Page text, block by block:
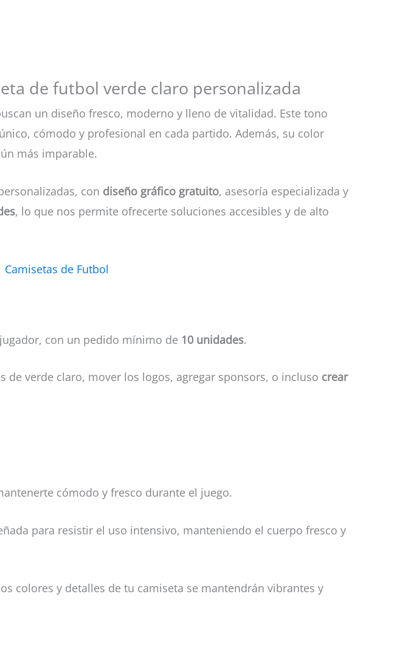
de futbol verde claro personalizada
un diseño fresco, moderno y lleno de vitalidad. Este tono
cómodo y profesional en cada partido. Además, su color
más imparable.
con diseño gráfico gratuito, asesoría especializada y
, lo que nos permite ofrecerte soluciones accesibles y de alto
de Futbol
con un pedido mínimo de 10 unidades.
verde claro, mover los logos, agregar sponsors, o incluso crear
cómodo y fresco durante el juego.
para resistir el uso intensivo, manteniendo el cuerpo fresco y
colores y detalles de tu camiseta se mantendrán vibrantes y